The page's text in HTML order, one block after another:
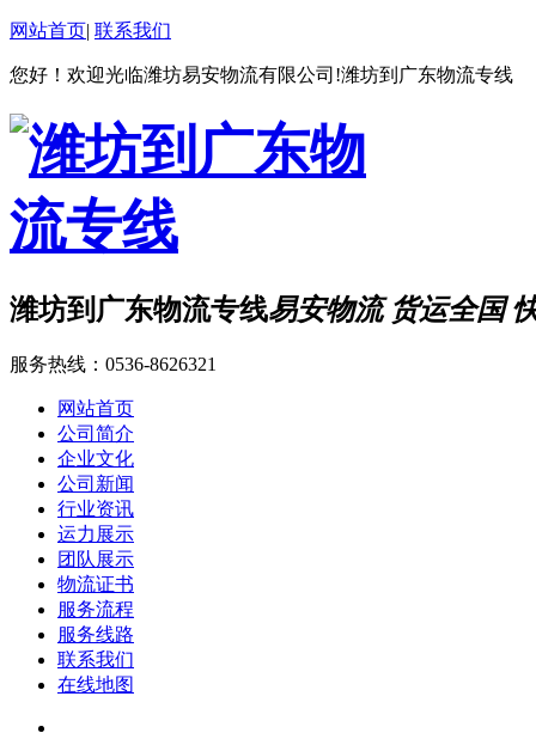
网站首页| 联系我们
您好！欢迎光临潍坊易安物流有限公司!潍坊到广东物流专线
潍坊到广东物流专线易安物流 货运全国
服务热线： 0536-8626321
网站首页
公司简介
企业文化
公司新闻
行业资讯
运力展示
团队展示
物流证书
服务流程
服务线路
联系我们
在线地图